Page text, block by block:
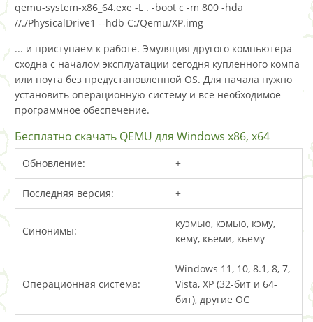
qemu-system-x86_64.exe -L . -boot c -m 800 -hda
//./PhysicalDrive1 --hdb C:/Qemu/XP.img
... и приступаем к работе. Эмуляция другого компьютера
сходна с началом эксплуатации сегодня купленного компа
или ноута без предустановленной OS. Для начала нужно
установить операционную систему и все необходимое
программное обеспечение.
Бесплатно скачать QEMU для Windows x86, x64
Обновление: +
Последняя версия: +
Синонимы:
куэмью, кэмью, кэму,
кему, кьеми, кьему
Операционная система:
Windows 11, 10, 8.1, 8, 7,
Vista, XP (32-бит и 64-
бит), другие ОС